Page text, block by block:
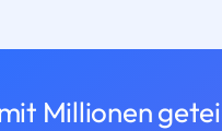
Millionen